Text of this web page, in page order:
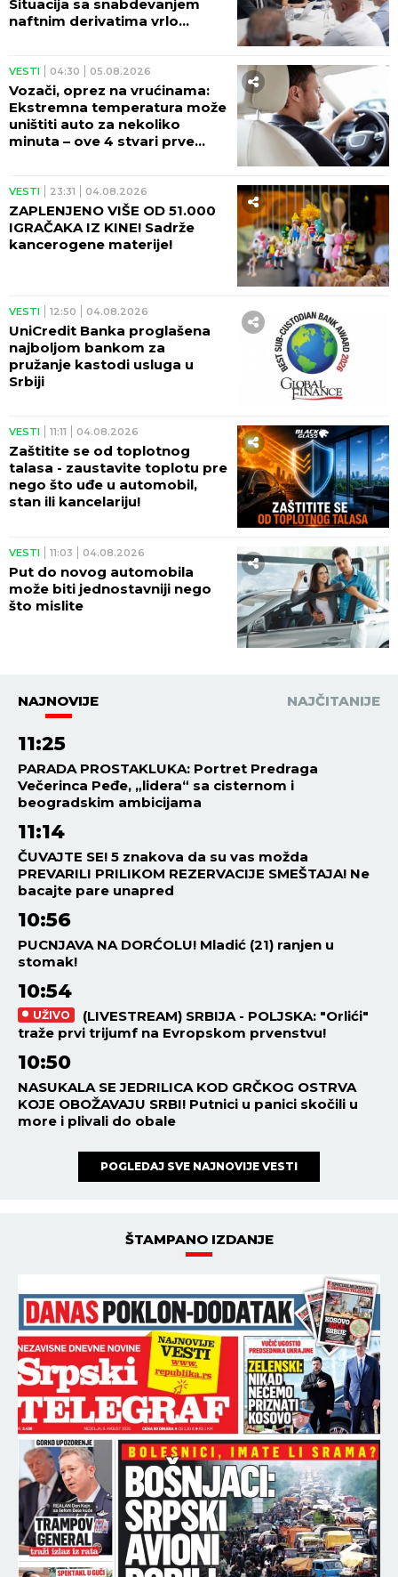
Situacija sa snabdevanjem
naftnim derivatima vrlo
VESTI 04:30 05.08.2026
Vozači, oprez na vrućinama:
Ekstremna temperatura može
uništiti auto za nekoliko
minuta – ove 4 stvari prve
VESTI 23:31 04.08.2026
ZAPLENJENO VIŠE OD 51.000
IGRAČAKA IZ KINE! Sadrže
kancerogene materije!
VESTI 12:50 04.08.2026
UniCredit Banka proglašena
najboljom bankom za
pružanje kastodi usluga u
Srbiji
VESTI 11:11 04.08.2026
Zaštitite se od toplotnog
talasa - zaustavite toplotu pre
nego što uđe u automobil,
stan ili kancelariju!
VESTI 11:03 04.08.2026
Put do novog automobila
može biti jednostavniji nego
što mislite
NAJNOVIJE NAJČITANIJE
11:25
PARADA PROSTAKLUKA: Portret Predraga
Večerinca Peđe, „lidera“ sa cisternom i
beogradskim ambicijama
11:14
ČUVAJTE SE! 5 znakova da su vas možda
PREVARILI PRILIKOM REZERVACIJE SMEŠTAJA! Ne
bacajte pare unapred
10:56
PUCNJAVA NA DORĆOLU! Mladić (21) ranjen u
stomak!
10:54
UŽIVO
(LIVESTREAM) SRBIJA - POLJSKA: "Orlići"
traže prvi trijumf na Evropskom prvenstvu!
10:50
NASUKALA SE JEDRILICA KOD GRČKOG OSTRVA
KOJE OBOŽAVAJU SRBI! Putnici u panici skočili u
more i plivali do obale
POGLEDAJ SVE NAJNOVIJE VESTI
ŠTAMPANO IZDANJE